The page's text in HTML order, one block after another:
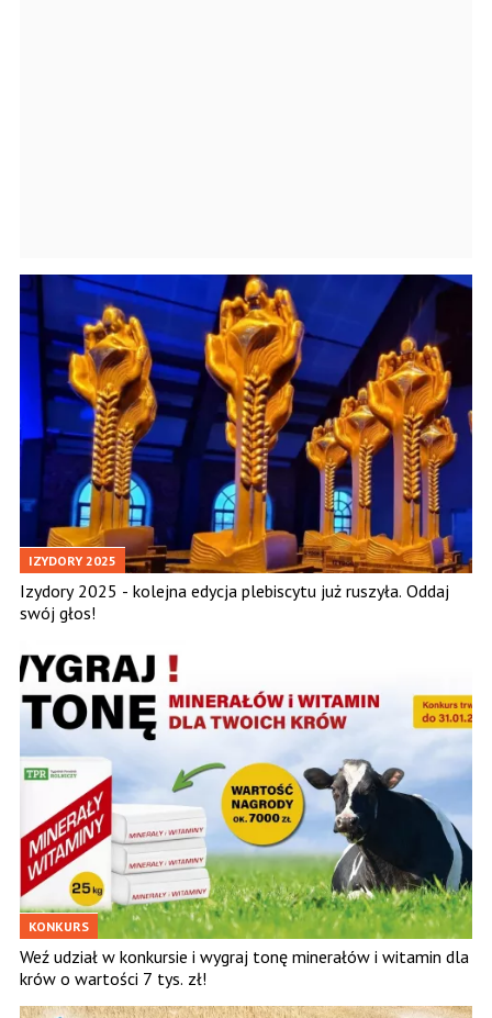
IZYDORY 2025
Izydory 2025 - kolejna edycja plebiscytu już ruszyła. Oddaj
swój głos!
KONKURS
Weź udział w konkursie i wygraj tonę minerałów i witamin dla
krów o wartości 7 tys. zł!